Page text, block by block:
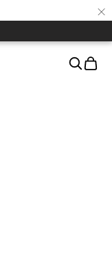
×
Zoeken